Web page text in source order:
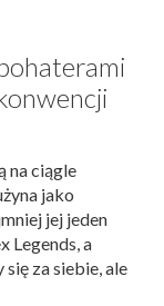
na ciągle
jako
jej jeden
Legends, a
za siebie, ale